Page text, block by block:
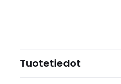
Tuotetiedot